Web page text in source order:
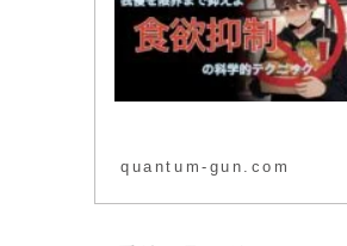
quantum-gun.com